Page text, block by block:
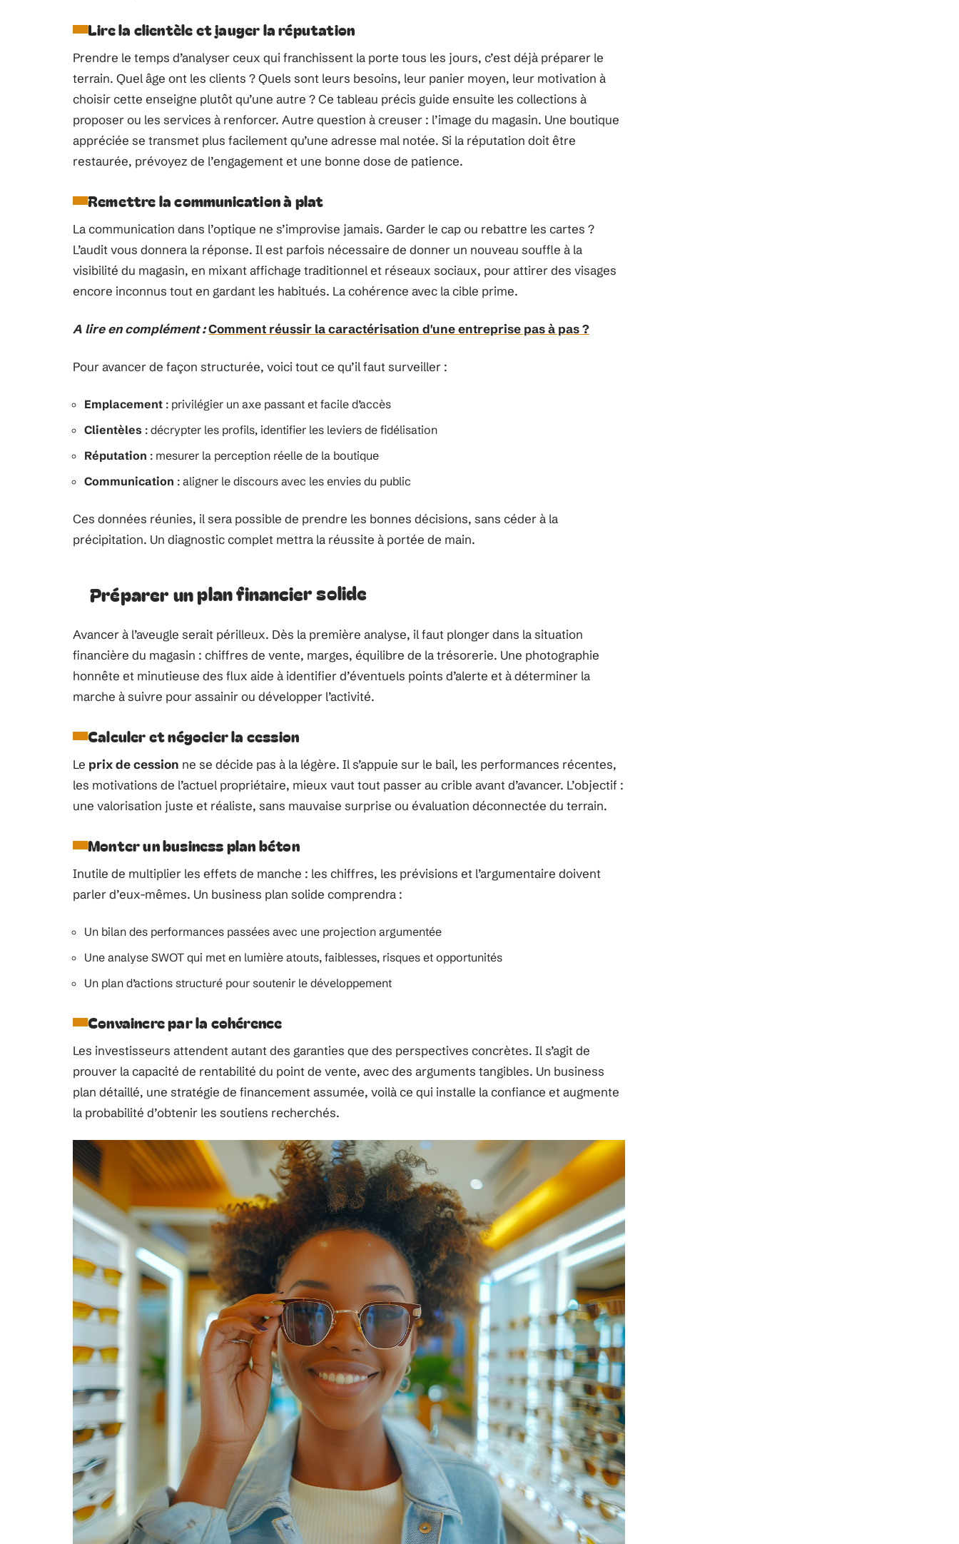
Lire la clientèle et jauger la réputation
Prendre le temps d’analyser ceux qui franchissent la porte tous les jours, c’est déjà préparer le
terrain. Quel âge ont les clients ? Quels sont leurs besoins, leur panier moyen, leur motivation à
choisir cette enseigne plutôt qu’une autre ? Ce tableau précis guide ensuite les collections à
proposer ou les services à renforcer. Autre question à creuser : l’image du magasin. Une boutique
appréciée se transmet plus facilement qu’une adresse mal notée. Si la réputation doit être
restaurée, prévoyez de l’engagement et une bonne dose de patience.
Remettre la communication à plat
La communication dans l’optique ne s’improvise jamais. Garder le cap ou rebattre les cartes ?
L’audit vous donnera la réponse. Il est parfois nécessaire de donner un nouveau souffle à la
visibilité du magasin, en mixant affichage traditionnel et réseaux sociaux, pour attirer des visages
encore inconnus tout en gardant les habitués. La cohérence avec la cible prime.
A lire en complément :Comment réussir la caractérisation d'une entreprise pas à pas ?
Pour avancer de façon structurée, voici tout ce qu’il faut surveiller :
Emplacement : privilégier un axe passant et facile d’accès
Clientèles : décrypter les profils, identifier les leviers de fidélisation
Réputation : mesurer la perception réelle de la boutique
Communication : aligner le discours avec les envies du public
Ces données réunies, il sera possible de prendre les bonnes décisions, sans céder à la
précipitation. Un diagnostic complet mettra la réussite à portée de main.
Préparer un plan financier solide
Avancer à l’aveugle serait périlleux. Dès la première analyse, il faut plonger dans la situation
financière du magasin : chiffres de vente, marges, équilibre de la trésorerie. Une photographie
honnête et minutieuse des flux aide à identifier d’éventuels points d’alerte et à déterminer la
marche à suivre pour assainir ou développer l’activité.
Calculer et négocier la cession
Le prix de cession ne se décide pas à la légère. Il s’appuie sur le bail, les performances récentes,
les motivations de l’actuel propriétaire, mieux vaut tout passer au crible avant d’avancer. L’objectif :
une valorisation juste et réaliste, sans mauvaise surprise ou évaluation déconnectée du terrain.
Monter un business plan béton
Inutile de multiplier les effets de manche : les chiffres, les prévisions et l’argumentaire doivent
parler d’eux-mêmes. Un business plan solide comprendra :
Un bilan des performances passées avec une projection argumentée
Une analyse SWOT qui met en lumière atouts, faiblesses, risques et opportunités
Un plan d’actions structuré pour soutenir le développement
Convaincre par la cohérence
Les investisseurs attendent autant des garanties que des perspectives concrètes. Il s’agit de
prouver la capacité de rentabilité du point de vente, avec des arguments tangibles. Un business
plan détaillé, une stratégie de financement assumée, voilà ce qui installe la confiance et augmente
la probabilité d’obtenir les soutiens recherchés.